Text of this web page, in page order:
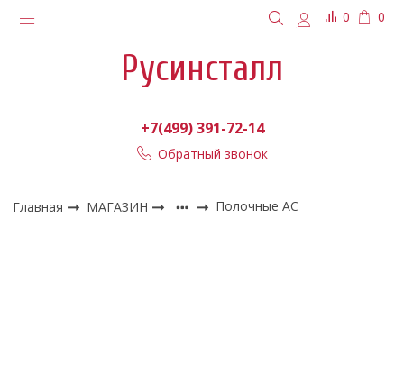
0 0
Русинсталл
+7(499) 391-72-14
Обратный звонок
Главная МАГАЗИН Полочные АС